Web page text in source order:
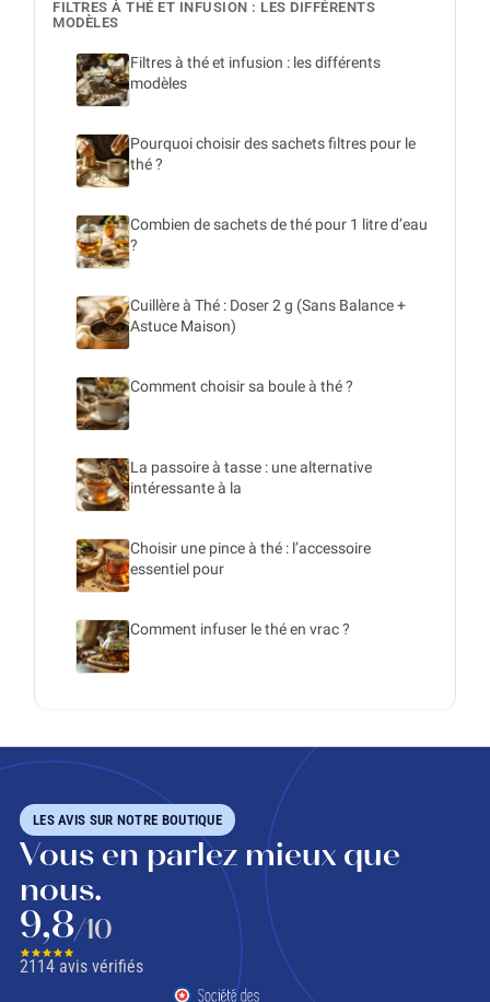
FILTRES À THÉ ET INFUSION : LES DIFFÉRENTS
MODÈLES
Filtres à thé et infusion : les différents
modèles
Pourquoi choisir des sachets filtres pour le
thé ?
Combien de sachets de thé pour 1 litre d’eau
?
Cuillère à Thé : Doser 2 g (Sans Balance +
Astuce Maison)
Comment choisir sa boule à thé ?
La passoire à tasse : une alternative
intéressante à la
Choisir une pince à thé : l’accessoire
essentiel pour
Comment infuser le thé en vrac ?
LES AVIS SUR NOTRE BOUTIQUE
Vous en parlez mieux que
nous.
9,8/10
2114avis vérifiés